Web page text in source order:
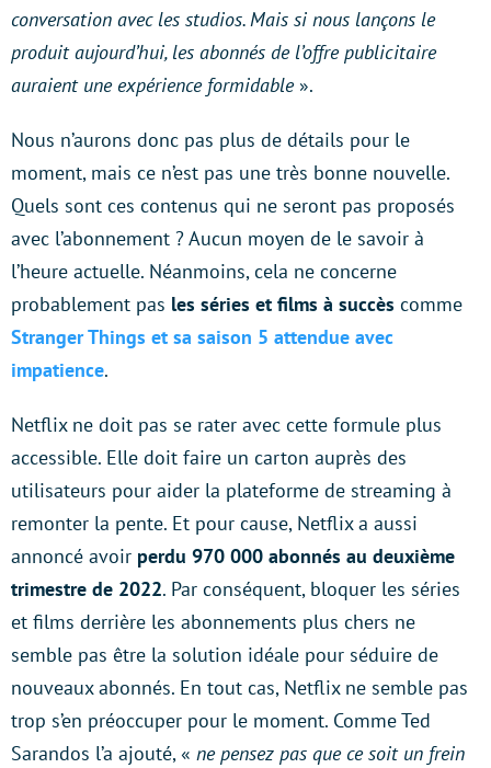
conversation avec les studios. Mais si nous lançons le
produit aujourd’hui, les abonnés de l’offre publicitaire
auraient une expérience formidable».
Nous n’aurons donc pas plus de détails pour le
moment, mais ce n’est pas une très bonne nouvelle.
Quels sont ces contenus qui ne seront pas proposés
avec l’abonnement ? Aucun moyen de le savoir à
l’heure actuelle. Néanmoins, cela ne concerne
probablement pas les séries et films à succès comme
Stranger Things et sa saison 5 attendue avec
impatience.
Netflix ne doit pas se rater avec cette formule plus
accessible. Elle doit faire un carton auprès des
utilisateurs pour aider la plateforme de streaming à
remonter la pente. Et pour cause, Netflix a aussi
annoncé avoir perdu 970 000 abonnés au deuxième
trimestre de 2022. Par conséquent, bloquer les séries
et films derrière les abonnements plus chers ne
semble pas être la solution idéale pour séduire de
nouveaux abonnés. En tout cas, Netflix ne semble pas
trop s’en préoccuper pour le moment. Comme Ted
Sarandos l’a ajouté, « ne pensez pas que ce soit un frein